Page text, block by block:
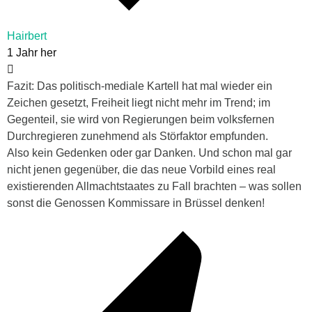
Hairbert
1 Jahr her
Fazit: Das politisch-mediale Kartell hat mal wieder ein
Zeichen gesetzt, Freiheit liegt nicht mehr im Trend; im
Gegenteil, sie wird von Regierungen beim volksfernen
Durchregieren zunehmend als Störfaktor empfunden.
Also kein Gedenken oder gar Danken. Und schon mal gar
nicht jenen gegenüber, die das neue Vorbild eines real
existierenden Allmachtstaates zu Fall brachten – was sollen
sonst die Genossen Kommissare in Brüssel denken!